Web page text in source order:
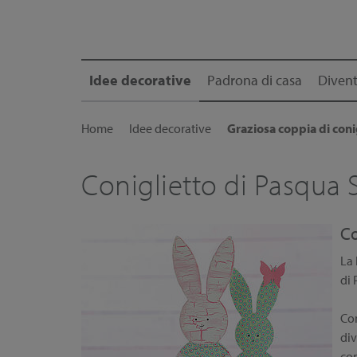
Idee decorative Padrona di casa
Home Idee decorative Graziosa coppia di
Coniglietto di Pasqua
La
di